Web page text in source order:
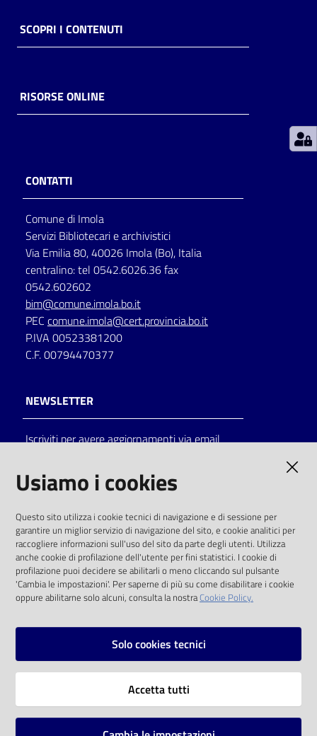
Archivio
Decentrate
lettura
Seguici
su
Catalogo
Eventi
Chiedi al
bibliotecario
Avvisi
SCOPRI I CONTENUTI
RISORSE ONLINE
CONTATTI
Comune di Imola
Servizi Bibliotecari e archivistici
Via Emilia 80, 40026 Imola (Bo), Italia
centralino: tel 0542.6026.36 fax
0542.602602
bim@comune.imola.bo.it
PEC comune.imola@cert.provincia.bo.it
P.IVA 00523381200
C.F. 00794470377
NEWSLETTER
Iscriviti per avere aggiornamenti via email
solo alle condizioni previste dalla direttiva
comunitaria 2003/98/CE e dal d.lgs. 36/2006
SOCIAL
Instagram
Vai alla pagina
Usiamo i cookies
Questo sito utilizza i cookie tecnici di navigazione e di sessione per
garantire un miglior servizio di navigazione del sito, e cookie analitici per
raccogliere informazioni sull'uso del sito da parte degli utenti. Utilizza
anche cookie di profilazione dell'utente per fini statistici. I cookie di
profilazione puoi decidere se abilitarli o meno cliccando sul pulsante
'Cambia le impostazioni'. Per saperne di più su come disabilitare i cookie
oppure abilitarne solo alcuni, consulta la nostraCookie Policy.
Solo cookies tecnici
Accetta tutti